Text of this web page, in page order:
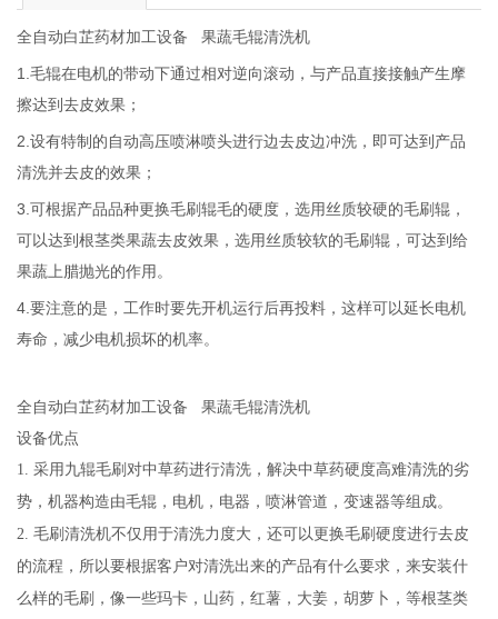
全自动白芷药材加工设备 果蔬毛辊清洗机
1.毛辊在电机的带动下通过相对逆向滚动，与产品直接接触产生摩
擦达到去皮效果；
2.设有特制的自动高压喷淋喷头进行边去皮边冲洗，即可达到产品
清洗并去皮的效果；
3.可根据产品品种更换毛刷辊毛的硬度，选用丝质较硬的毛刷辊，
可以达到根茎类果蔬去皮效果，选用丝质较软的毛刷辊，可达到给
果蔬上腊抛光的作用。
4.要注意的是，工作时要先开机运行后再投料，这样可以延长电机
寿命，减少电机损坏的机率。
全自动白芷药材加工设备 果蔬毛辊清洗机
设备优点
1. 采用九辊毛刷对中草药进行清洗，解决中草药硬度高难清洗的劣
势，机器构造由毛辊，电机，电器，喷淋管道，变速器等组成。
2. 毛刷清洗机不仅用于清洗力度大，还可以更换毛刷硬度进行去皮
的流程，所以要根据客户对清洗出来的产品有什么要求，来安装什
么样的毛刷，像一些玛卡，山药，红薯，大姜，胡萝卜，等根茎类